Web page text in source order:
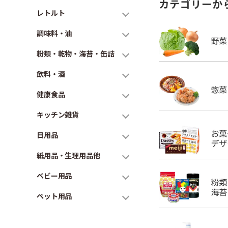
レトルト
調味料・油
粉類・乾物・海苔・缶詰
飲料・酒
健康食品
キッチン雑貨
日用品
紙用品・生理用品他
ベビー用品
ペット用品
カテゴリーか